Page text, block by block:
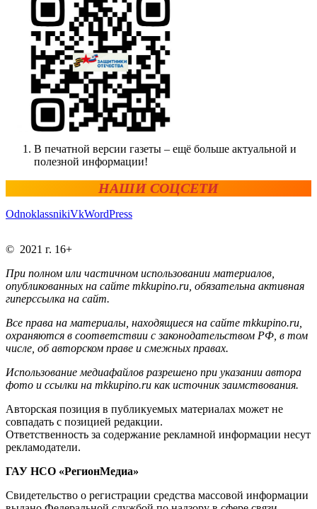
В печатной версии газеты – ещё больше актуальной и
полезной информации!
НАШИ СОЦСЕТИ
OdnoklassnikiVkWordPress
© 2021 г. 16+
При полном или частичном использовании материалов,
опубликованных на сайте mkkupino.ru, обязательна активная
гиперссылка на сайт.
Все права на материалы, находящиеся на сайте mkkupino.ru,
охраняются в соответствии с законодательством РФ, в том
числе, об авторском праве и смежных правах.
Использование медиафайлов разрешено при указании автора
фото и ссылки на mkkupino.ru как источник заимствования.
Авторская позиция в публикуемых материалах может не
совпадать с позицией редакции.
Ответственность за содержание рекламной информации несут
рекламодатели.
ГАУ НСО «РегионМедиа»
Свидетельство о регистрации средства массовой информации